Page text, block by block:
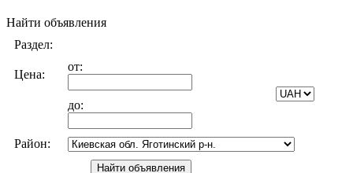
Найти объявления
Раздел:
Цена:
от:
до:
Район: